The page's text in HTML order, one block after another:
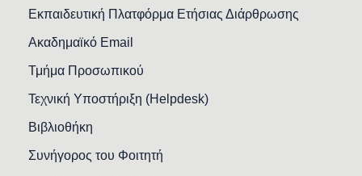
Εκπαιδευτική Πλατφόρμα Ετήσιας Διάρθρωσης
Ακαδημαϊκό Email
Τμήμα Προσωπικού
Τεχνική Υποστήριξη (Helpdesk)
Βιβλιοθήκη
Συνήγορος του Φοιτητή